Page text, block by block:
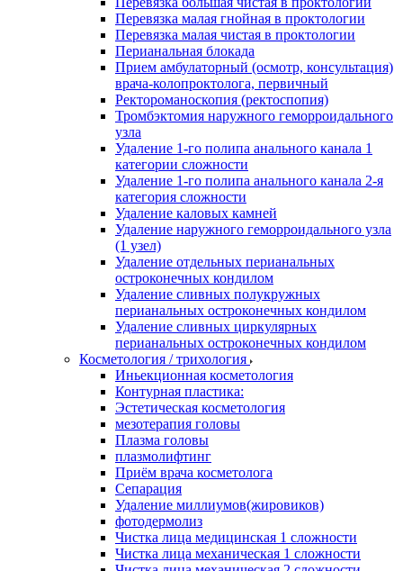
Перевязка малая гнойная в проктологии
Перевязка малая чистая в проктологии
Перианальная блокада
Прием амбулаторный (осмотр, консультация)
врача-колопроктолога, первичный
Ректороманоскопия (ректоспопия)
Тромбэктомия наружного геморроидального
узла
Удаление 1-го полипа анального канала 1
категории сложности
Удаление 1-го полипа анального канала 2-я
категория сложности
Удаление каловых камней
Удаление наружного геморроидального узла
(1 узел)
Удаление отдельных перианальных
остроконечных кондилом
Удаление сливных полукружных
перианальных остроконечных кондилом
Удаление сливных циркулярных
перианальных остроконечных кондилом
Косметология / трихология
Иньекционная косметология
Контурная пластика:
Эстетическая косметология
мезотерапия головы
Плазма головы
плазмолифтинг
Приём врача косметолога
Сепарация
Удаление миллиумов(жировиков)
фотодермолиз
Чистка лица медицинская 1 сложности
Чистка лица механическая 1 сложности